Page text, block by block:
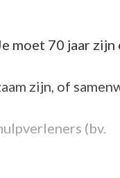
moet 70 jaar zijn
zijn, of
(bv.